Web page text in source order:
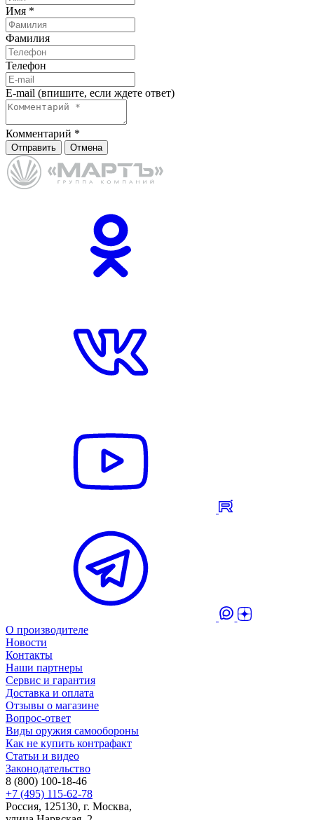
Имя *
Фамилия
Телефон
E-mail (впишите, если ждете ответ)
Комментарий *
Отправить Отмена
О производителе
Новости
Контакты
Наши партнеры
Сервис и гарантия
Доставка и оплата
Отзывы о магазине
Вопрос-ответ
Виды оружия самообороны
Как не купить контрафакт
Статьи и видео
Законодательство
8 (800) 100-18-46
+7 (495) 115-62-78
Россия, 125130, г. Москва,